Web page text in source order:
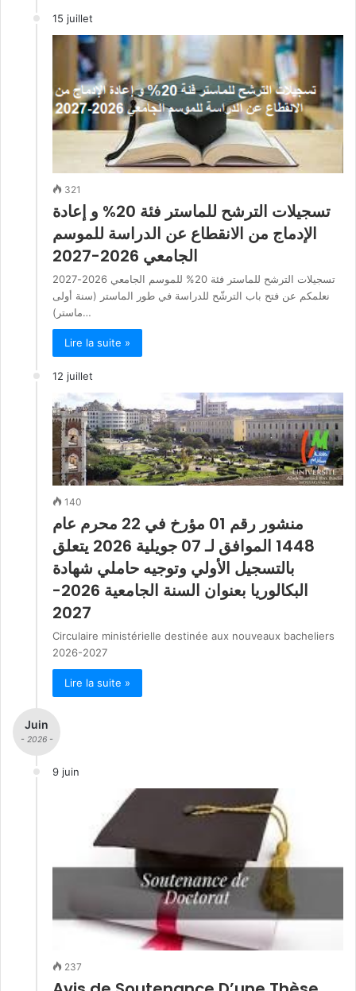
15 juillet
321
تسجيلات الترشح للماستر فئة 20% و إعادة
الإدماج من الانقطاع عن الدراسة للموسم
الجامعي 2026-2027
تسجيلات الترشح للماستر فئة 20% للموسم الجامعي 2026-2027
نعلمكم عن فتح باب الترشّح للدراسة في طور الماستر (سنة أولى
ماستر)…
Lire la suite »
12 juillet
140
منشور رقم 01 مؤرخ في 22 محرم عام
1448 الموافق لـ 07 جويلية 2026 يتعلق
بالتسجيل الأولي وتوجيه حاملي شهادة
البكالوريا بعنوان السنة الجامعية 2026-
2027
Circulaire ministérielle destinée aux nouveaux bacheliers
2026-2027
Lire la suite »
Juin
- 2026 -
9 juin
237